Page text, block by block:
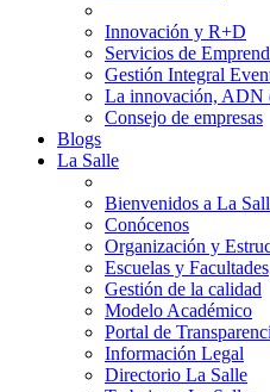
Innovación y R+D
Servicios de
Gestión Integral
La innovación, ADN
Consejo de empresas
Blogs
La Salle
Bienvenidos a La
Conócenos
Organización y
Escuelas y Facultades
Gestión de la calidad
Modelo Académico
Portal de
Información Legal
Directorio La Salle